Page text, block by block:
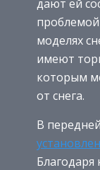
дают ей
моделях
имеют
которым
от снега.
В
Благодаря